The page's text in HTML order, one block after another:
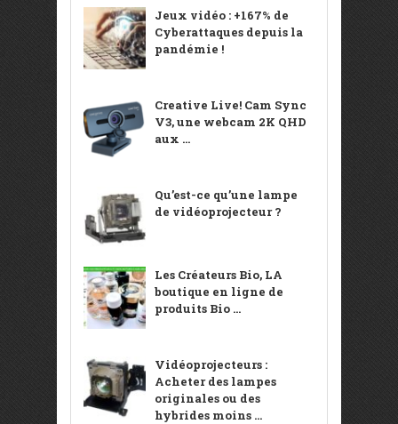
Jeux vidéo : +167% de
Cyberattaques depuis la
pandémie !
Creative Live! Cam Sync
V3, une webcam 2K QHD
aux ...
Qu’est-ce qu’une lampe
de vidéoprojecteur ?
Les Créateurs Bio, LA
boutique en ligne de
produits Bio ...
Vidéoprojecteurs :
Acheter des lampes
originales ou des
hybrides moins ...